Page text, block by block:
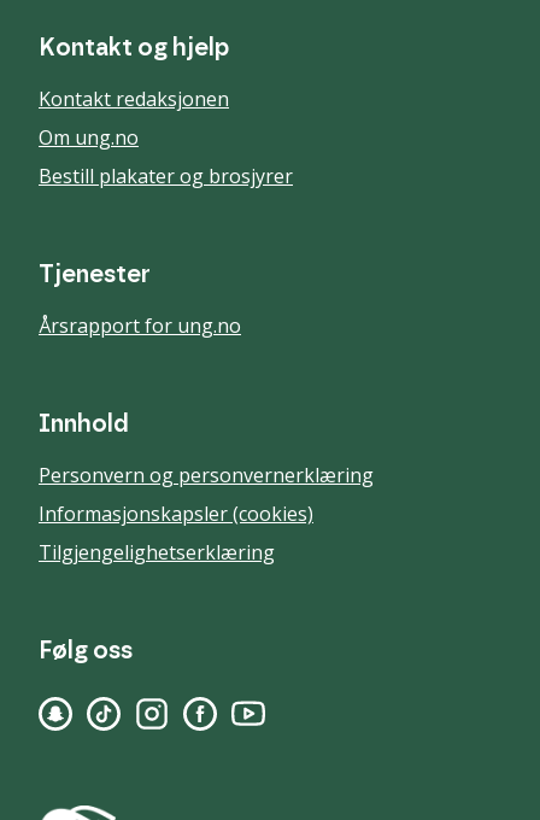
Kontakt og hjelp
Kontakt redaksjonen
Om ung.no
Bestill plakater og brosjyrer
Tjenester
Årsrapport for ung.no
Innhold
Personvern og personvernerklæring
Informasjonskapsler (cookies)
Tilgjengelighetserklæring
Følg oss